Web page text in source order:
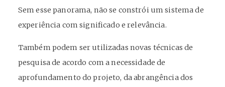
Sem esse panorama, não se constrói um sistema de
experiência com significado e relevância.
Também podem ser utilizadas novas técnicas de
pesquisa de acordo com a necessidade de
aprofundamento do projeto, da abrangência dos